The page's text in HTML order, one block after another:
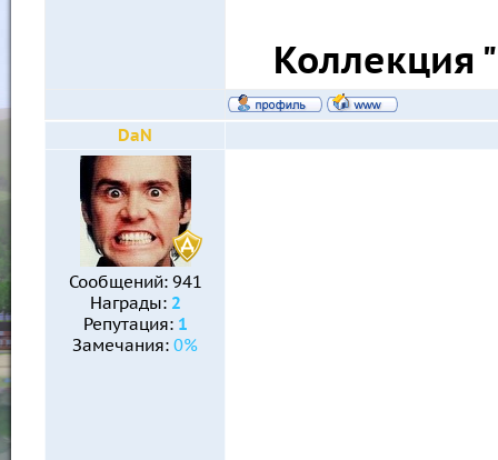
Коллекция
DaN
Сообщений: 941
Награды: 2
Репутация: 1
Замечания: 0%